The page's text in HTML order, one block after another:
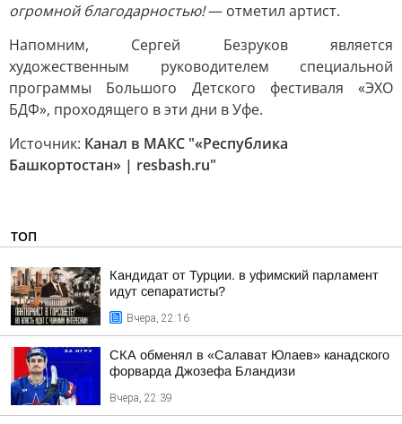
огромной благодарностью!— отметил артист.
Напомним, Сергей Безруков является
художественным руководителем специальной
программы Большого Детского фестиваля «ЭХО
БДФ», проходящего в эти дни в Уфе.
Источник: Канал в МАКС "«Республика
Башкортостан» | resbash.ru"
ТОП
Кандидат от Турции. в уфимский парламент
идут сепаратисты?
Вчера, 22:16
СКА обменял в «Салават Юлаев» канадского
форварда Джозефа Бландизи
Вчера, 22:39